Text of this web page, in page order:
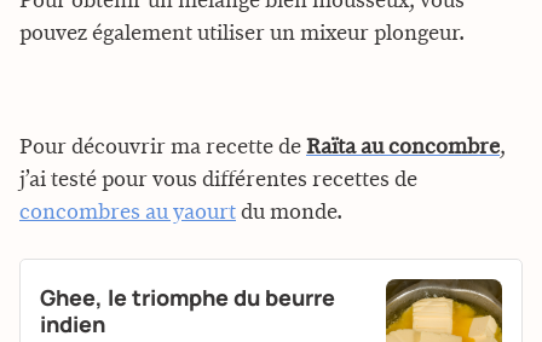
pouvez également utiliser un mixeur plongeur.
Pour découvrir ma recette de Raïta au concombre,
j’ai testé pour vous différentes recettes de
concombres au yaourt du monde.
Ghee, le triomphe du beurre
indien